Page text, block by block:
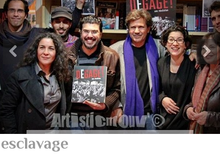
esclavage